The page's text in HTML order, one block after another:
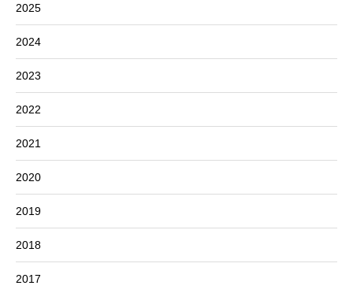
2025
2024
2023
2022
2021
2020
2019
2018
2017